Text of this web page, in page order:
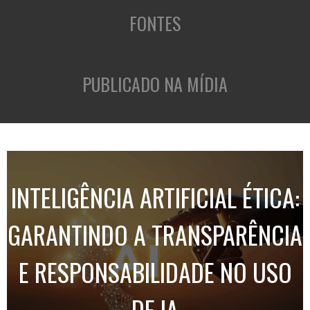
FONTES
PUBLICADO NA MÍDIA
INTELIGÊNCIA ARTIFICIAL ÉTICA:
GARANTINDO A TRANSPARÊNCIA
E RESPONSABILIDADE NO USO